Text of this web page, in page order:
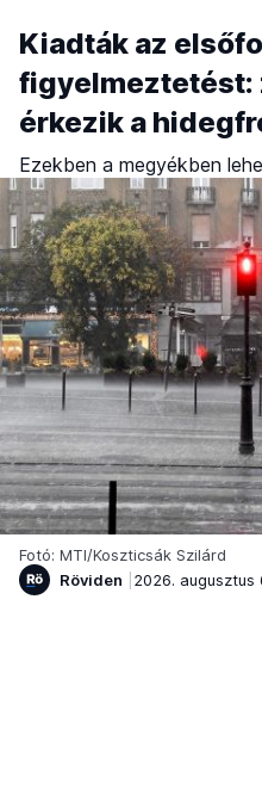
Kiadták az
figyelmeztetést:
érkezik a
Ezekben a megyékben
Fotó: MTI/Koszticsák Szilárd
Röviden
2026. augusztus